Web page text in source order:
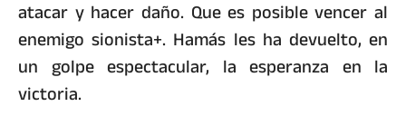
atacar y hacer daño. Que es posible vencer al
enemigo sionista+. Hamás les ha devuelto, en
un golpe espectacular, la esperanza en la
victoria.